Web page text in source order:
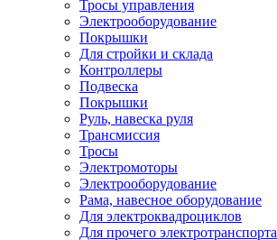
Тросы управления
Электрооборудование
Покрышки
Для стройки и склада
Контроллеры
Подвеска
Покрышки
Руль, навеска руля
Трансмиссия
Тросы
Электромоторы
Электрооборудование
Рама, навесное оборудование
Для электроквадроциклов
Для прочего электротранспорта